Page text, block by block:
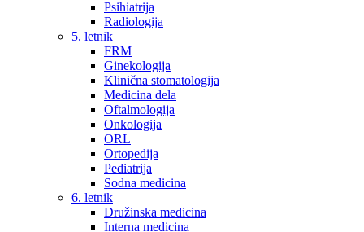
Psihiatrija
Radiologija
5. letnik
FRM
Ginekologija
Klinična stomatologija
Medicina dela
Oftalmologija
Onkologija
ORL
Ortopedija
Pediatrija
Sodna medicina
6. letnik
Družinska medicina
Interna medicina